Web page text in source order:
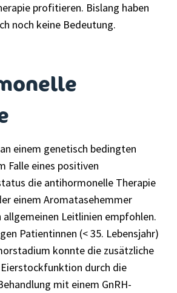
profitieren. Bislang haben
noch keine Bedeutung.
einem genetisch bedingten
Falle eines positiven
die antihormonelle Therapie
einem Aromatasehemmer
allgemeinen Leitlinien empfohlen.
Patientinnen (< 35. Lebensjahr)
konnte die zusätzliche
durch die
mit einem GnRH-